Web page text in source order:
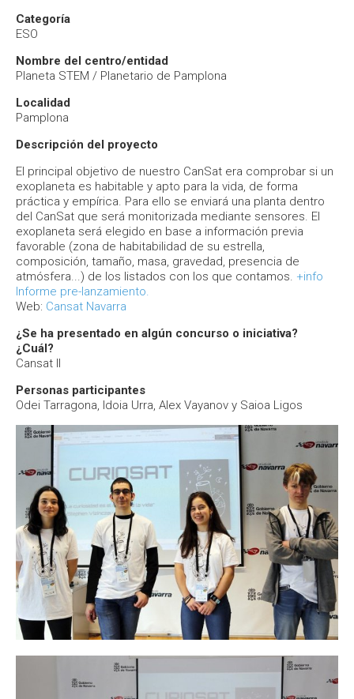
Categoría
ESO
Nombre del centro/entidad
Planeta STEM / Planetario de Pamplona
Localidad
Pamplona
Descripción del proyecto
El principal objetivo de nuestro CanSat era comprobar si un
exoplaneta es habitable y apto para la vida, de forma
práctica y empírica. Para ello se enviará una planta dentro
del CanSat que será monitorizada mediante sensores. El
exoplaneta será elegido en base a información previa
favorable (zona de habitabilidad de su estrella,
composición, tamaño, masa, gravedad, presencia de
atmósfera...) de los listados con los que contamos. +info
Informe pre-lanzamiento.
Web: Cansat Navarra
¿Se ha presentado en algún concurso o iniciativa?
¿Cuál?
Cansat II
Personas participantes
Odei Tarragona, Idoia Urra, Alex Vayanov y Saioa Ligos